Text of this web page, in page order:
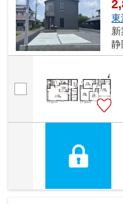
東
静